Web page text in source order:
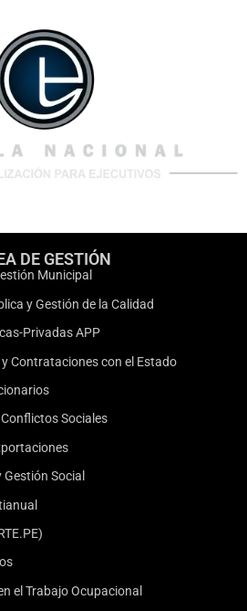
DE GESTIÓN
Municipal
y Gestión de la Calidad
Privadas APP
Contrataciones con el Estado
Sociales
Social
el Trabajo Ocupacional